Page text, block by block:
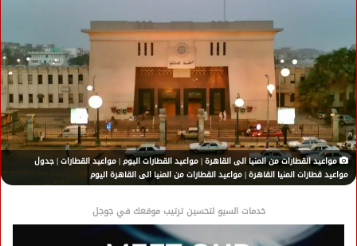
مواعيد القطارات من المنيا الى القاهرة | مواعيد القطارات اليوم | مواعيد القطارات | جدول
مواعيد قطارات المنيا القاهرة | مواعيد القطارات من المنيا الى القاهرة اليوم
خدمات السيو لتحسين ترتيب موقعك في جوجل